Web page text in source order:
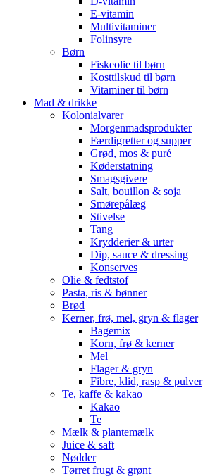
E-vitamin
Multivitaminer
Folinsyre
Børn
Fiskeolie til børn
Kosttilskud til børn
Vitaminer til børn
Mad & drikke
Kolonialvarer
Morgenmadsprodukter
Færdigretter og supper
Grød, mos & puré
Køderstatning
Smagsgivere
Salt, bouillon & soja
Smørepålæg
Stivelse
Tang
Krydderier & urter
Dip, sauce & dressing
Konserves
Olie & fedtstof
Pasta, ris & bønner
Brød
Kerner, frø, mel, gryn & flager
Bagemix
Korn, frø & kerner
Mel
Flager & gryn
Fibre, klid, rasp & pulver
Te, kaffe & kakao
Kakao
Te
Mælk & plantemælk
Juice & saft
Nødder
Tørret frugt & grønt